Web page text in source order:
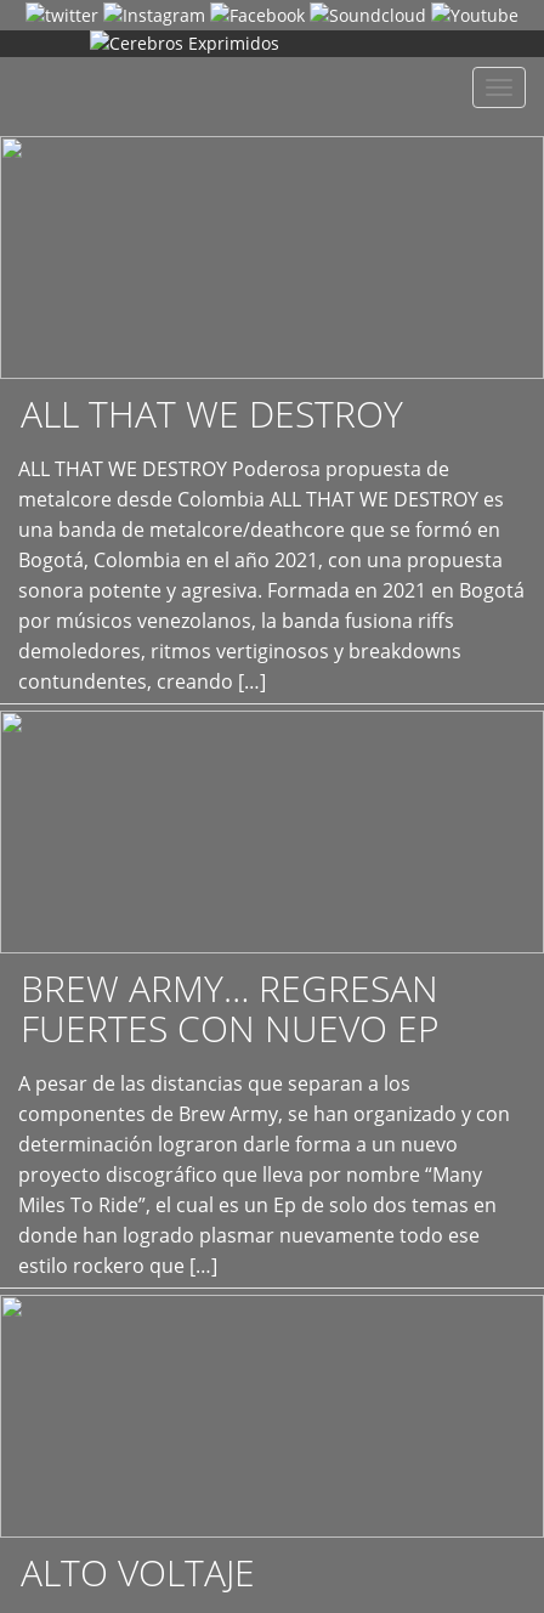
ALL THAT WE DESTROY
ALL THAT WE DESTROY Poderosa propuesta de
metalcore desde Colombia ALL THAT WE DESTROY es
una banda de metalcore/deathcore que se formó en
Bogotá, Colombia en el año 2021, con una propuesta
sonora potente y agresiva. Formada en 2021 en Bogotá
por músicos venezolanos, la banda fusiona riffs
demoledores, ritmos vertiginosos y breakdowns
contundentes, creando […]
+
BREW ARMY… REGRESAN
FUERTES CON NUEVO EP
A pesar de las distancias que separan a los
componentes de Brew Army, se han organizado y con
determinación lograron darle forma a un nuevo
proyecto discográfico que lleva por nombre “Many
Miles To Ride”, el cual es un Ep de solo dos temas en
donde han logrado plasmar nuevamente todo ese
estilo rockero que […]
+
ALTO VOLTAJE